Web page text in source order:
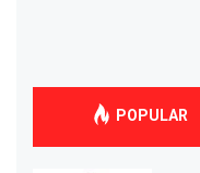
POPULAR